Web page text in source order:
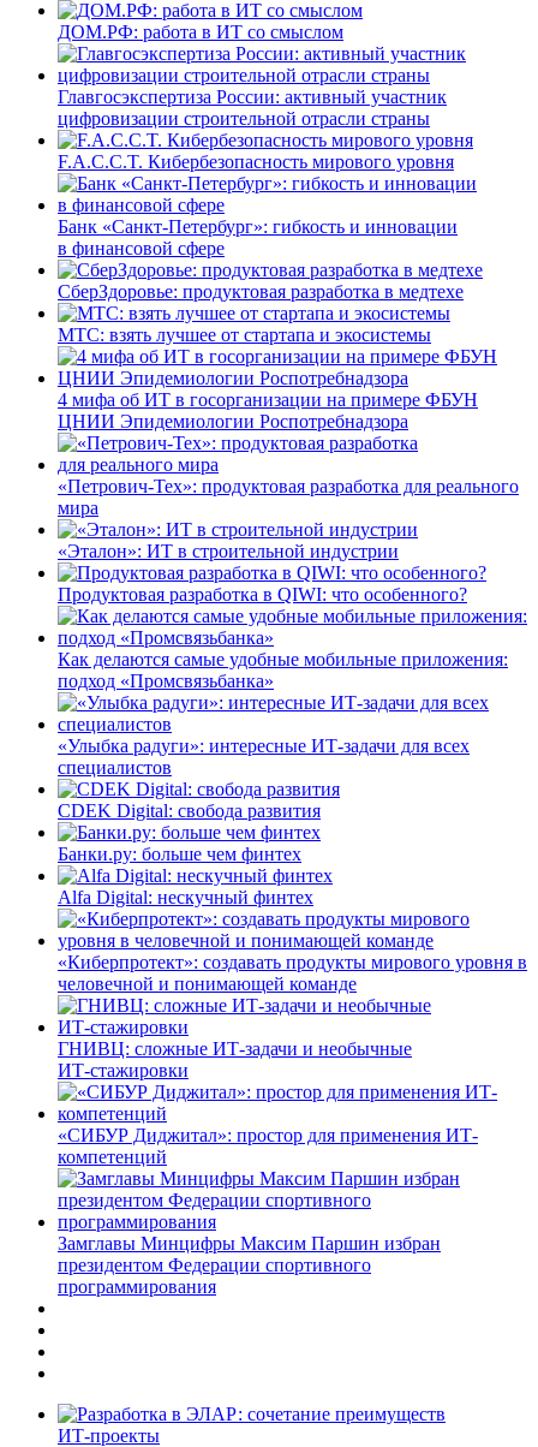
ДОМ.РФ: работа в ИТ со смыслом
Главгосэкспертиза России: активный участник
цифровизации строительной отрасли страны
F.A.C.C.T. Кибербезопасность мирового уровня
Банк «Санкт-Петербург»: гибкость и инновации
в финансовой сфере
СберЗдоровье: продуктовая разработка в медтехе
МТС: взять лучшее от стартапа и экосистемы
4 мифа об ИТ в госорганизации на примере ФБУН
ЦНИИ Эпидемиологии Роспотребнадзора
«Петрович-Тех»: продуктовая разработка для реального
мира
«Эталон»: ИТ в строительной индустрии
Продуктовая разработка в QIWI: что особенного?
Как делаются самые удобные мобильные приложения:
подход «Промсвязьбанка»
«Улыбка радуги»: интересные ИТ-задачи для всех
специалистов
CDEK Digital: свобода развития
Банки.ру: больше чем финтех
Alfa Digital: нескучный финтех
«Киберпротект»: создавать продукты мирового уровня в
человечной и понимающей команде
ГНИВЦ: сложные ИТ‑задачи и необычные
ИТ‑стажировки
«СИБУР Диджитал»: простор для применения ИТ-
компетенций
Замглавы Минцифры Максим Паршин избран
президентом Федерации спортивного
программирования
ИТ-проекты